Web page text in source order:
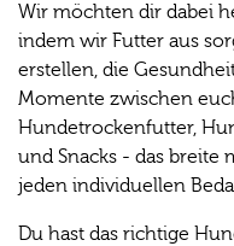
Wir möchten dir dabei
indem wir Futter aus
erstellen, die
Momente zwischen
Hundetrockenfutter,
und Snacks - das breite
jeden individuellen
Du hast das richtige